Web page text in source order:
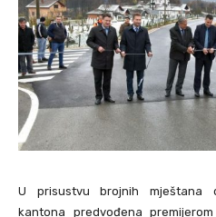
U prisustvu brojnih mještana
kantona predvođena